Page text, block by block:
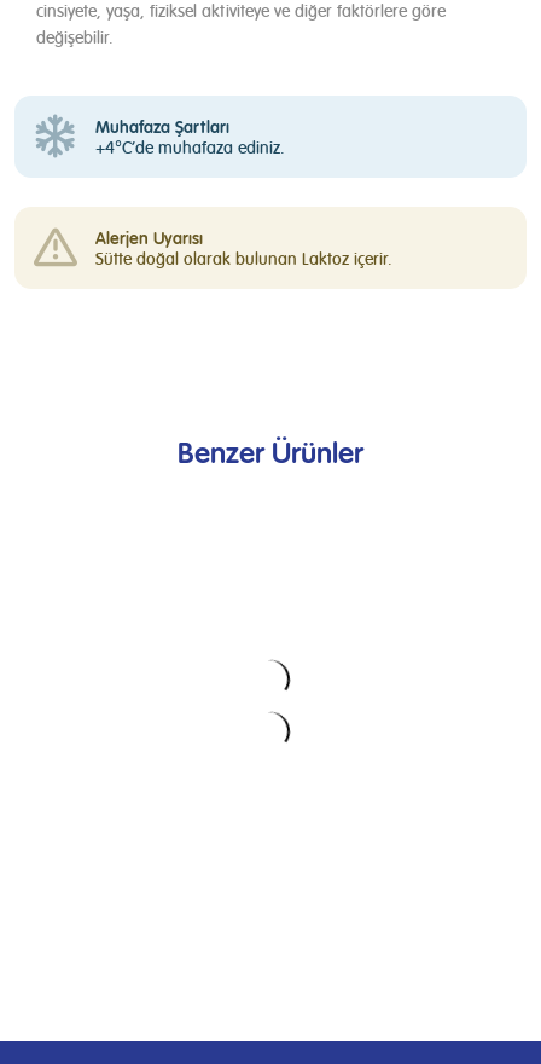
cinsiyete, yaşa, fiziksel aktiviteye ve diğer faktörlere göre
değişebilir.
Muhafaza Şartları
+4°C’de muhafaza ediniz.
Alerjen Uyarısı
Sütte doğal olarak bulunan Laktoz içerir.
Benzer Ürünler